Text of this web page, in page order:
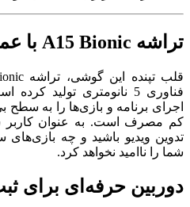
تراشه A15 Bionic با عملکرد فراتر از انتظار
فناوری 5 نانومتری تولید
اجرای برنامه‌ و بازی‌ها را به سطح
تدوین ویدیو باشید و چه بازی‌های
شما را ناامید نخواهد کرد.
دوربین حرفه‌ای برای